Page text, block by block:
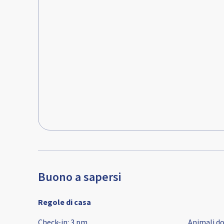
Buono a sapersi
Regole di casa